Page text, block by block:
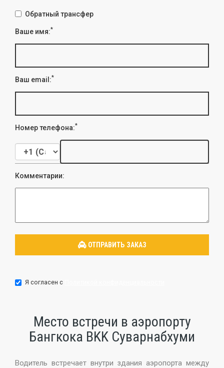
Обратный трансфер
Ваше имя:*
Ваш email:*
Номер телефона:*
Комментарии:
Я согласен с
Место встречи в аэропорту
Бангкока BKK Суварнабхуми
Водитель встречает внутри здания аэропорта между